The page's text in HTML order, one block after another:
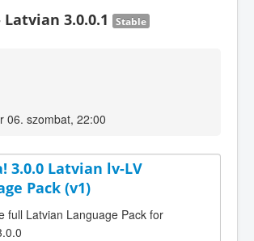
Latvian 3.0.0.1 Stable
06. szombat, 22:00
3.0.0 Latvian lv-LV
Pack (v1)
full Latvian Language Pack for